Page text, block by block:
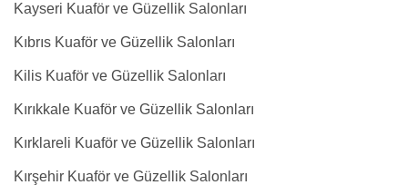
Kayseri Kuaför ve Güzellik Salonları
Kıbrıs Kuaför ve Güzellik Salonları
Kilis Kuaför ve Güzellik Salonları
Kırıkkale Kuaför ve Güzellik Salonları
Kırklareli Kuaför ve Güzellik Salonları
Kırşehir Kuaför ve Güzellik Salonları